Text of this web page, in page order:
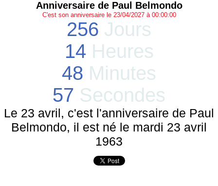
Anniversaire de Paul Belmondo
C'est son anniversaire le 23/04/2027 à 00:00:00
256 Jours
14 Heures
48 Minutes
57 Secondes
Le 23 avril, c'est l'anniversaire de Paul
Belmondo, il est né le mardi 23 avril
1963